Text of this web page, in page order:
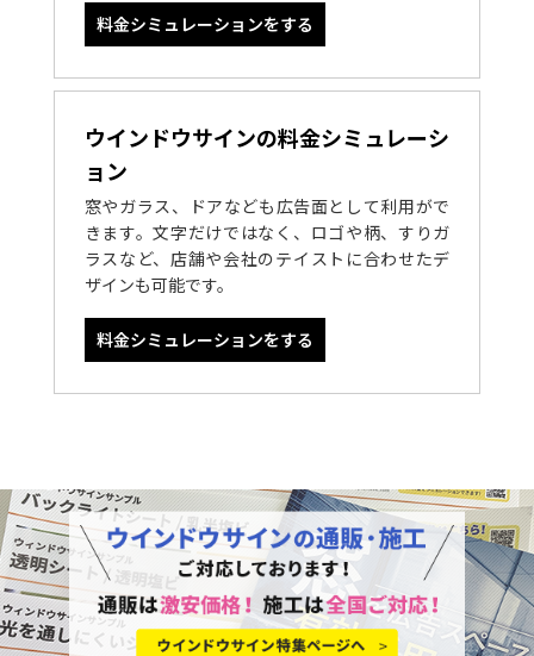
料金シミュレーションをする
ウインドウサインの料金シミュレーシ
ョン
窓やガラス、ドアなども広告面として利用がで
きます。文字だけではなく、ロゴや柄、すりガ
ラスなど、店舗や会社のテイストに合わせたデ
ザインも可能です。
料金シミュレーションをする